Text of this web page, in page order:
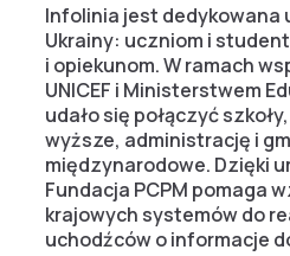
Infolinia jest dedykowana
Ukrainy: uczniom i
i opiekunom. W ramach
UNICEF i Ministerstwem
udało się połączyć
wyższe, administrację i
międzynarodowe. Dzięki
Fundacja PCPM pomaga
krajowych systemów do
uchodźców o informacje